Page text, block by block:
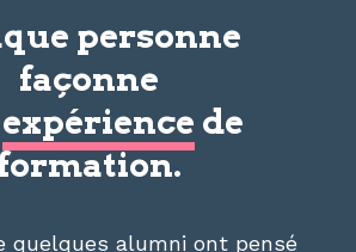
personne
façonne
expérience de
quelques alumni ont pensé